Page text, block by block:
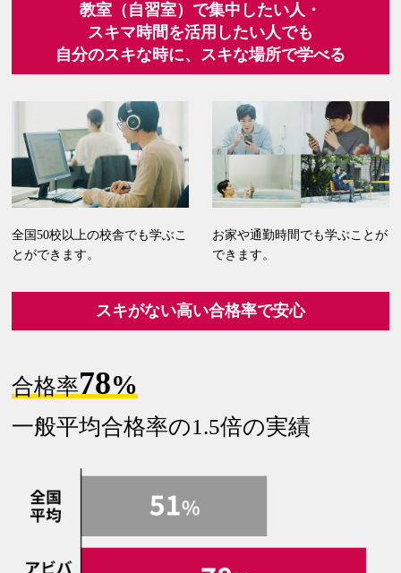
教室（自習室）で集中したい人・
スキマ時間を活用したい人でも
自分のスキな時に、 スキな場所で学べる
全国50校以上の校舎でも学ぶこ
とができます。
お家や通勤時間でも学ぶことが
できます。
スキがない高い合格率で安心
合格率78%
一般平均合格率の1.5倍の実績